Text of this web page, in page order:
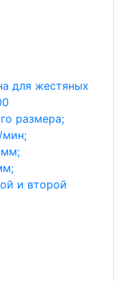
для жестяных
размера;
мин;
мм;
и второй